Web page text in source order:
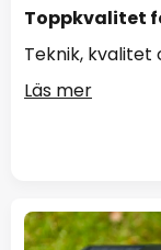
Toppkvalitet
Teknik, kvalitet
Läs mer